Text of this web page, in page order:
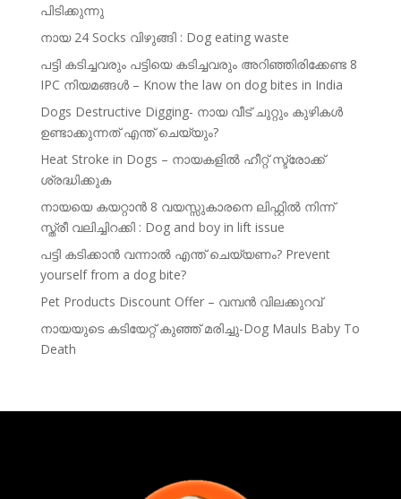
പിടിക്കുന്നു
നായ 24 Socks വിഴുങ്ങി : Dog eating waste
പട്ടി കടിച്ചവരും പട്ടിയെ കടിച്ചവരും അറിഞ്ഞിരിക്കേണ്ട 8
IPC നിയമങ്ങൾ – Know the law on dog bites in India
Dogs Destructive Digging- നായ വീട് ചുറ്റും കുഴികൾ
ഉണ്ടാക്കുന്നത് എന്ത് ചെയ്യും?
Heat Stroke in Dogs – നായകളിൽ ഹീറ്റ് സ്ട്രോക്ക്
ശ്രദ്ധിക്കുക
നായയെ കയറ്റാൻ 8 വയസ്സുകാരനെ ലിഫ്റ്റിൽ നിന്ന്
സ്ത്രീ വലിച്ചിറക്കി : Dog and boy in lift issue
പട്ടി കടിക്കാൻ വന്നാൽ എന്ത് ചെയ്യണം? Prevent
yourself from a dog bite?
Pet Products Discount Offer – വമ്പൻ വിലക്കുറവ്
നായയുടെ കടിയേറ്റ് കുഞ്ഞ് മരിച്ചു-Dog Mauls Baby To
Death